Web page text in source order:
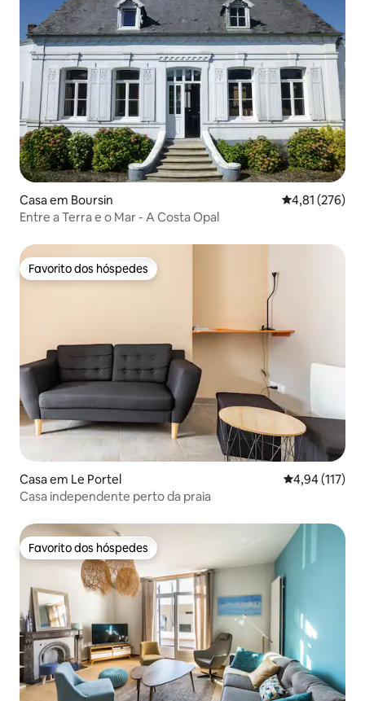
Casa em Boursin Classificação
4,81 (276)
Entre a Terra e o Mar - A Costa Opal
Favorito dos hóspedes
Favorito dos hóspedes
Casa em Le Portel Classificação
4,94 (117)
Casa independente perto da praia
Favorito dos hóspedes
Favorito dos hóspedes